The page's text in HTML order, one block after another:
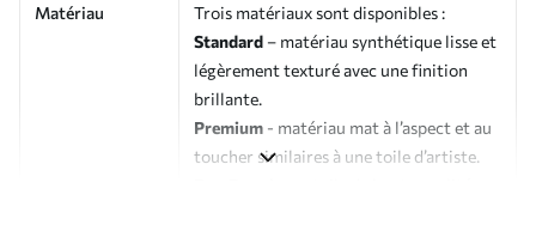
Matériau
Trois matériaux sont disponibles :
Standard – matériau synthétique lisse et
légèrement texturé avec une finition
brillante.
Premium - matériau mat à l’aspect et au
toucher similaires à une toile d’artiste.